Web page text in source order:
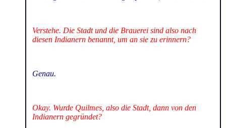
Verstehe. Die Stadt und die Brauerei sind also nach
diesen Indianern benannt, um an sie zu erinnern?
Genau.
Okay. Wurde Quilmes, also die Stadt, dann von den
Indianern gegründet?